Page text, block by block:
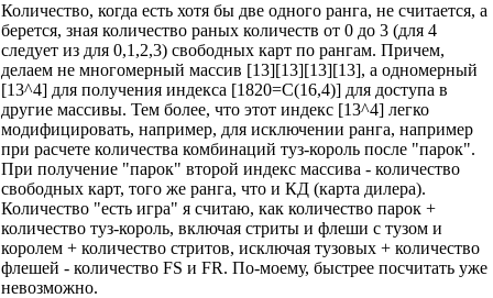
Количество, когда есть хотя бы две одного ранга, не считается, а
берется, зная количество раных количеств от 0 до 3 (для 4
следует из для 0,1,2,3) свободных карт по рангам. Причем,
делаем не многомерный массив [13][13][13][13], а одномерный
[13^4] для получения индекса [1820=C(16,4)] для доступа в
другие массивы. Тем более, что этот индекc [13^4] легко
модифицировать, например, для исключении ранга, например
при расчете количества комбинаций туз-король после "парок".
При получение "парок" второй индекс массива - количество
свободных карт, того же ранга, что и КД (карта дилера).
Количество "есть игра" я считаю, как количество парок +
количество туз-король, включая стриты и флеши с тузом и
королем + количество стритов, исключая тузовых + количество
флешей - количество FS и FR. По-моему, быстрее посчитать уже
невозможно.